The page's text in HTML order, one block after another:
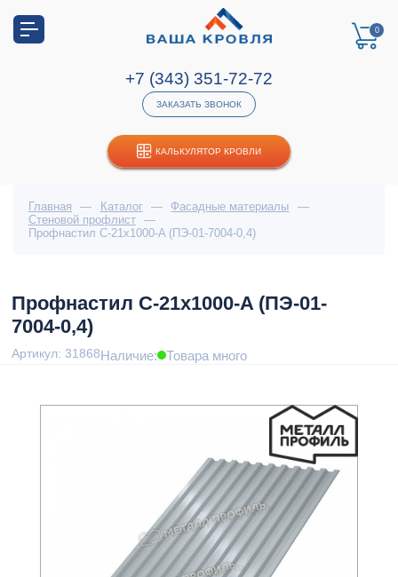
КАЛЬКУЛЯТОР КРОВЛИ
0
+7 (343) 351-72-72
ЗАКАЗАТЬ ЗВОНОК
Главная — Каталог — Фасадные материалы
—
Стеновой профлист
—
Профнастил С-21x1000-A (ПЭ-01-7004-0,4)
Профнастил С-21x1000-A (ПЭ-01-
7004-0,4)
Артикул: 31868Наличие: Товара много